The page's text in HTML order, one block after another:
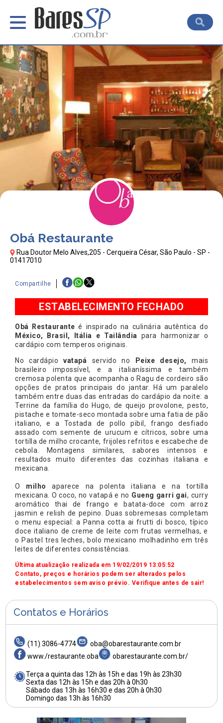
Obá Restaurante
Rua Doutor Melo Alves,205 - Cerqueira César, São Paulo - SP -
01417010
Compartilhe
ESTABELECIMENTO FECHADO
Obá Restaurante é inspirado na culinária autêntica do
México, Brasil, Itália e Tailândia para harmonizar o
cardápio com temperos originais.
No cardápio vatapá servido no Peixe desejo,
mais
brasileiro impossível, e a italianíssima e também
cremosa polenta que acompanha o Ragu de cordeiro são
opções de pratos principais do jantar. Há um paralelo
também entre duas das entradas do cardápio da noite: a
Terrine da família do Hugo, de queijo provolone, pesto,
pistache e tomate-seco montada sobre uma fatia de pão
italiano, e a Tostada de pollo pibil, frango desfiado
assado com semente de urucum e cítricos, sobre uma
tortilla de milho crocante, frijoles refritos e escabeche de
cebola. Montagens similares, sabores intensos e
resultados muito diferentes das cozinhas italiana e
mexicana.
O milho
aparece na polenta italiana e na tortilla
mexicana. O coco, no vatapá e no Gueng garri gai, curry
aromático thai de frango e batata-doce com arroz
jasmin e relish de pepino. Duas sobremesas completam
o menu especial: a Panna cotta ai frutti di bosco, típico
doce italiano de creme de leite com frutas vermelhas, e
o Pastel tres leches, bolo mexicano molhadinho em três
leites de diferentes consistências.
Última atualização realizada em 19/02/2019 13:05:52
Contato, preços e horários podem ser alterados pelos
estabelecimentos sem aviso prévio. Verifique antes de sair!
Contatos e Horários
(11) 3086-4774
oba@obarestaurante.com.br
www./restaurante.oba
obarestaurante.com.br/
Terça a quinta das 12h às 15h e das 19h às 23h30
Sexta das 12h às 15h e das 20h à 0h30
Sábado das 13h às 16h30 e das 20h à 0h30
Domingo das 13h às 16h30